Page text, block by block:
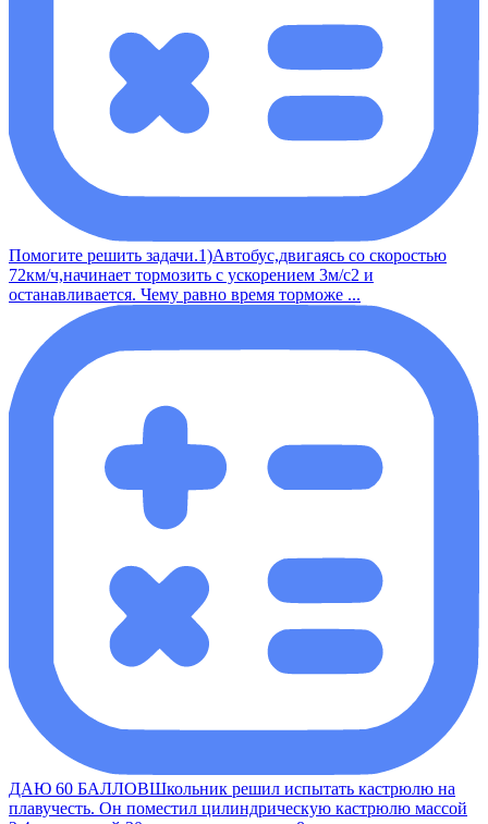
Помогите решить задачи.1)Автобус,двигаясь со скоростью
72км/ч,начинает тормозить с ускорением 3м/с2 и
останавливается. Чему равно время торможе ...
ДАЮ 60 БАЛЛОВШкольник решил испытать кастрюлю на
плавучесть. Он поместил цилиндрическую кастрюлю массой